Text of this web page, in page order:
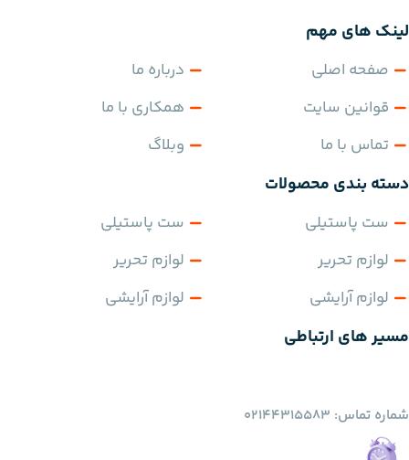
لینک های مهم
صفحه اصلی
قوانین سایت
تماس با ما
درباره ما
همکاری با ما
وبلاگ
دسته بندی محصولات
ست پاستیلی
لوازم تحریر
لوازم آرایشی
ست پاستیلی
لوازم تحریر
لوازم آرایشی
مسیر های ارتباطی
شماره تماس: 02144315583